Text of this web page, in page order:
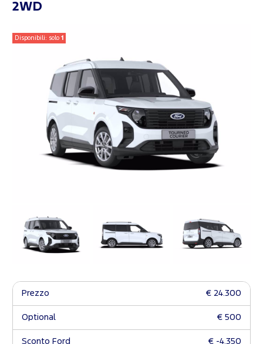
2WD
Disponibili: solo1
Prezzo € 24.300
Optional € 500
Sconto Ford € -4.350